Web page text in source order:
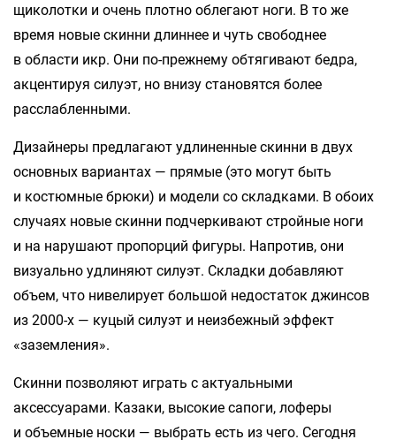
щиколотки и очень плотно облегают ноги. В то же
время новые скинни длиннее и чуть свободнее
в области икр. Они по-прежнему обтягивают бедра,
акцентируя силуэт, но внизу становятся более
расслабленными.
Дизайнеры предлагают удлиненные скинни в двух
основных вариантах — прямые (это могут быть
и костюмные брюки) и модели со складками. В обоих
случаях новые скинни подчеркивают стройные ноги
и на нарушают пропорций фигуры. Напротив, они
визуально удлиняют силуэт. Складки добавляют
объем, что нивелирует большой недостаток джинсов
из 2000-х — куцый силуэт и неизбежный эффект
«заземления».
Скинни позволяют играть с актуальными
аксессуарами. Казаки, высокие сапоги, лоферы
и объемные носки — выбрать есть из чего. Сегодня